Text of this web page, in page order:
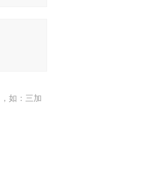
如：三加